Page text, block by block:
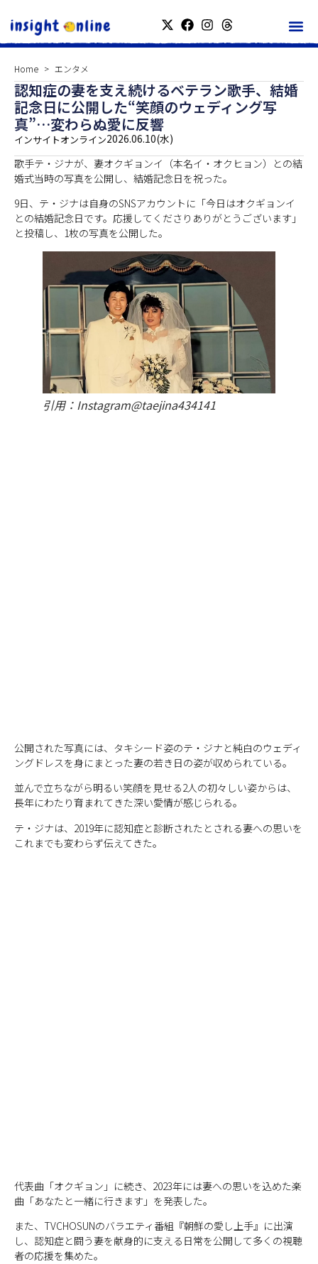
Home エンタメ
認知症の妻を支え続けるベテラン歌手、結婚
記念日に公開した“笑顔のウェディング写
真”…変わらぬ愛に反響
インサイトオンライン2026.06.10(水)
歌手テ・ジナが、妻オクギョンイ（本名イ・オクヒョン）との結
婚式当時の写真を公開し、結婚記念日を祝った。
9日、テ・ジナは自身のSNSアカウントに「今日はオクギョンイ
との結婚記念日です。応援してくださりありがとうございます」
と投稿し、1枚の写真を公開した。
引用：Instagram@taejina434141
公開された写真には、タキシード姿のテ・ジナと純白のウェディ
ングドレスを身にまとった妻の若き日の姿が収められている。
並んで立ちながら明るい笑顔を見せる2人の初々しい姿からは、
長年にわたり育まれてきた深い愛情が感じられる。
テ・ジナは、2019年に認知症と診断されたとされる妻への思いを
これまでも変わらず伝えてきた。
代表曲「オクギョン」に続き、2023年には妻への思いを込めた楽
曲「あなたと一緒に行きます」を発表した。
また、TVCHOSUNのバラエティ番組『朝鮮の愛し上手』に出演
し、認知症と闘う妻を献身的に支える日常を公開して多くの視聴
者の応援を集めた。